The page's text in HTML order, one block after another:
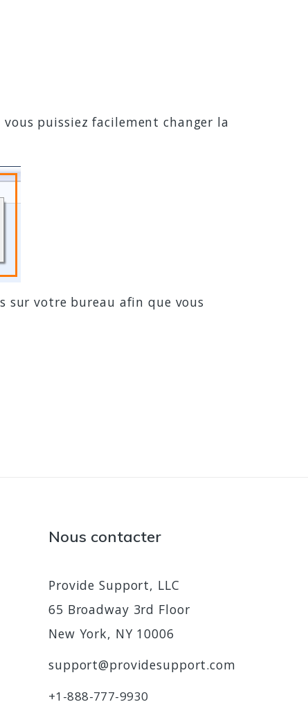
puissiez facilement changer la
votre bureau afin que vous
Nous contacter
Provide Support, LLC
65 Broadway 3rd Floor
New York, NY 10006
support@providesupport.com
+1-888-777-9930